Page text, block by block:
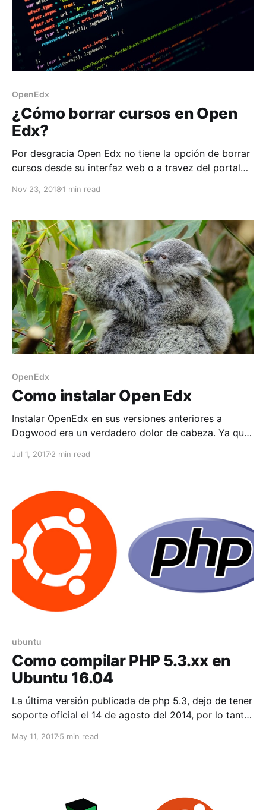
OpenEdx
¿Cómo borrar cursos en Open
Edx?
Por desgracia Open Edx no tiene la opción de borrar
cursos desde su interfaz web o a travez del portal
forma que contamos para eliminar cursos es por
linux. Para realizar la
Nov 23, 2018 1 min read
OpenEdx
Como instalar Open Edx
Instalar OpenEdx en sus versiones anteriores a
Dogwood era un verdadero dolor de cabeza. Ya que
provocaba que la instalación se rompiera y se tenia
paquete faltaba o hacer algun enlace blando
Jul 1, 20172 min read
ubuntu
Como compilar PHP 5.3.xx en
Ubuntu 16.04
La última versión publicada de php 5.3, dejo de tener
soporte oficial el 14 de agosto del 2014, por lo tanto
en el mundo real esto no pasa a menudo, por lo cual
May 11, 20175 min read